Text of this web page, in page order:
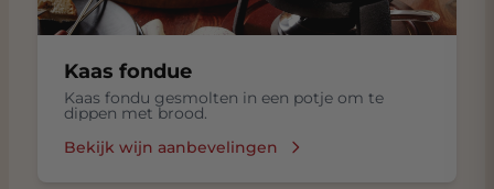
Kaas fondue
Kaas fondu gesmolten in een potje om te
dippen met brood.
Bekijk wijn aanbevelingen